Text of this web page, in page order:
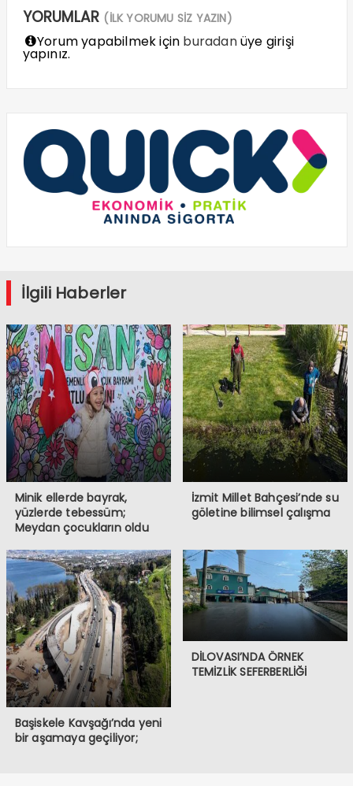
YORUMLAR (İLK YORUMU SİZ YAZIN)
Yorum yapabilmek için buradanüye girişi
yapınız.
İlgili Haberler
Minik ellerde bayrak,
yüzlerde tebessüm;
Meydan çocukların oldu
İzmit Millet Bahçesi’nde su
göletine bilimsel çalışma
Başiskele Kavşağı’nda yeni
bir aşamaya geçiliyor;
DİLOVASI’NDA ÖRNEK
TEMİZLİK SEFERBERLİĞİ